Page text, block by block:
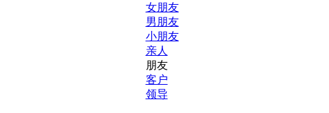
女朋友
男朋友
小朋友
亲人
朋友
客户
领导